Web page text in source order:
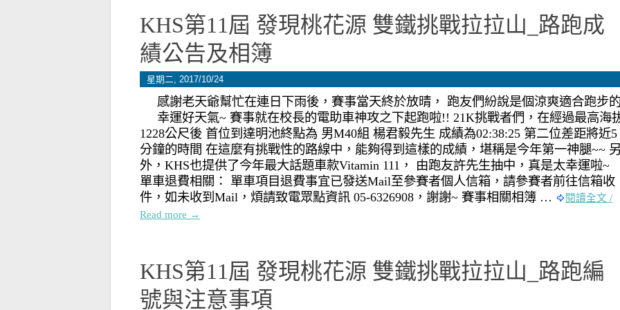
KHS第11屆 發現桃花源 雙鐵挑戰拉拉山_路跑成
績公告及相簿
星期二, 2017/10/24
感謝老天爺幫忙在連日下雨後，賽事當天終於放晴， 跑友們紛說是個涼爽適合跑步的
幸運好天氣~ 賽事就在校長的電助車神攻之下起跑啦!! 21K挑戰者們，在經過最高海
1228公尺後 首位到達明池終點為 男M40組 楊君毅先生 成績為02:38:25 第二位差距將近5
分鐘的時間 在這麼有挑戰性的路線中，能夠得到這樣的成績，堪稱是今年第一神腿~~ 另
外，KHS也提供了今年最大話題車款Vitamin 111， 由跑友許先生抽中，真是太幸運啦~
單車退費相關： 單車項目退費事宜已發送Mail至參賽者個人信箱，請參賽者前往信箱收
件，如未收到Mail，煩請致電眾點資訊 05-6326908，謝謝~ 賽事相關相簿 …
閱讀全文 /
Read more →
KHS第11屆 發現桃花源 雙鐵挑戰拉拉山_路跑編
號與注意事項